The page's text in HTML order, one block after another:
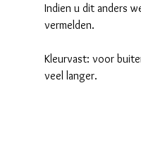
Indien u dit anders
vermelden.
Kleurvast: voor
veel langer.